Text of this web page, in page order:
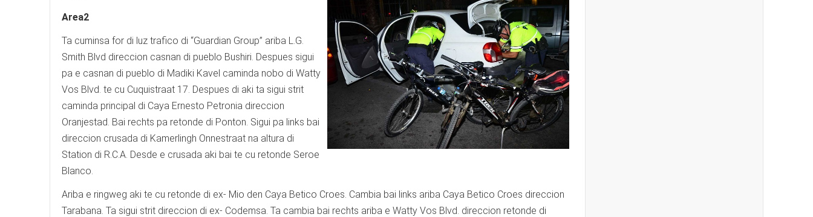
Area2
Ta cuminsa for di luz trafico di “Guardian Group” ariba L.G.
Smith Blvd direccion casnan di pueblo Bushiri. Despues sigui
pa e casnan di pueblo di Madiki Kavel caminda nobo di Watty
Vos Blvd. te cu Cuquistraat 17. Despues di aki ta sigui strit
caminda principal di Caya Ernesto Petronia direccion
Oranjestad. Bai rechts pa retonde di Ponton. Sigui pa links bai
direccion crusada di Kamerlingh Onnestraat na altura di
Station di R.C.A. Desde e crusada aki bai te cu retonde Seroe
Blanco.
Ariba e ringweg aki te cu retonde di ex- Mio den Caya Betico Croes. Cambia bai links ariba Caya Betico Croes direccion
Tarabana. Ta sigui strit direccion di ex- Codemsa. Ta cambia bai rechts ariba e Watty Vos Blvd. direccion retonde di